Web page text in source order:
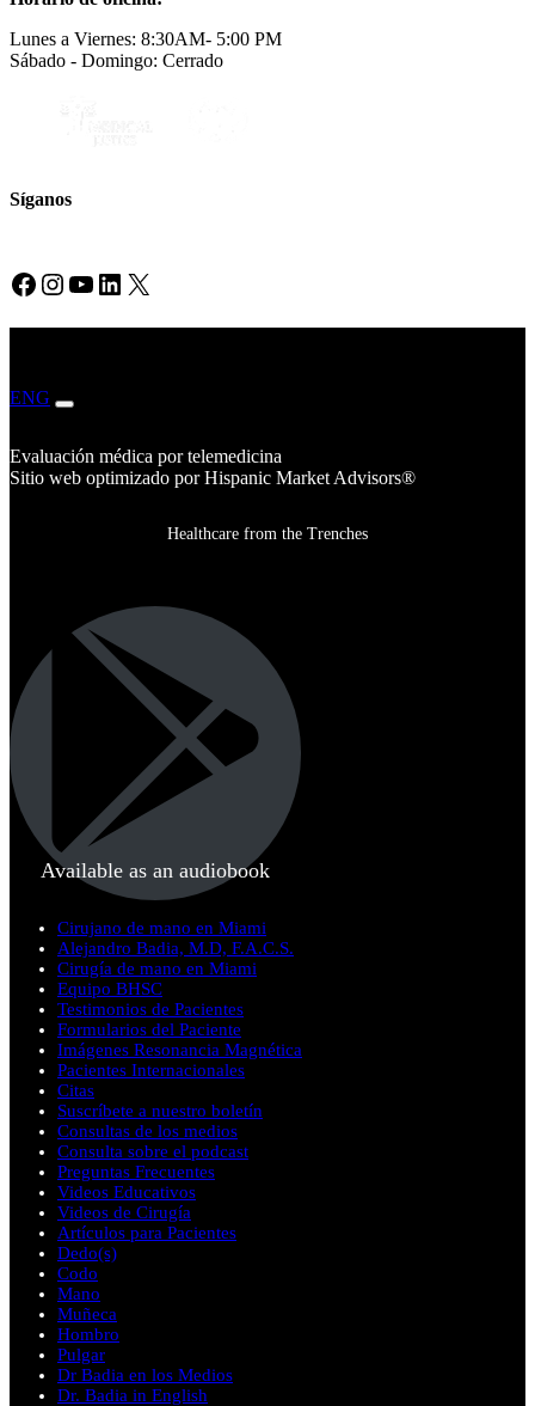
Lunes a Viernes: 8:30AM- 5:00 PM
Sábado - Domingo: Cerrado
Síganos
Facebook Instagram YouTube LinkedIn X
ENG
Evaluación médica por telemedicina
Sitio web optimizado por Hispanic Market Advisors®
Healthcare from the Trenches
Available as an audiobook
Cirujano de mano en Miami
Alejandro Badia, M.D, F.A.C.S.
Cirugía de mano en Miami
Equipo BHSC
Testimonios de Pacientes
Formularios del Paciente
Imágenes Resonancia Magnética
Pacientes Internacionales
Citas
Suscríbete a nuestro boletín
Consultas de los medios
Consulta sobre el podcast
Preguntas Frecuentes
Videos Educativos
Videos de Cirugía
Artículos para Pacientes
Dedo(s)
Codo
Mano
Muñeca
Hombro
Pulgar
Dr Badia en los Medios
Dr. Badia in English